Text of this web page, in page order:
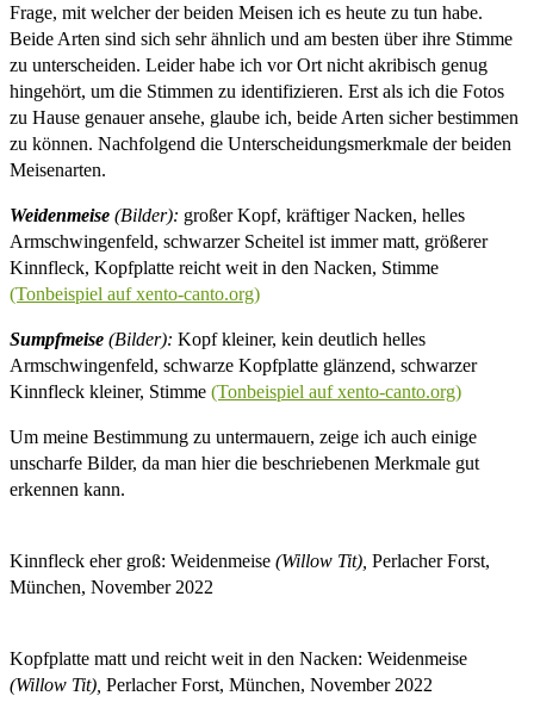
Frage, mit welcher der beiden Meisen ich es heute zu tun habe.
Beide Arten sind sich sehr ähnlich und am besten über ihre Stimme
zu unterscheiden. Leider habe ich vor Ort nicht akribisch genug
hingehört, um die Stimmen zu identifizieren. Erst als ich die Fotos
zu Hause genauer ansehe, glaube ich, beide Arten sicher bestimmen
zu können. Nachfolgend die Unterscheidungsmerkmale der beiden
Meisenarten.
Weidenmeise (Bilder): großer Kopf, kräftiger Nacken, helles
Armschwingenfeld, schwarzer Scheitel ist immer matt, größerer
Kinnfleck, Kopfplatte reicht weit in den Nacken, Stimme
(Tonbeispiel auf xento-canto.org)
Sumpfmeise (Bilder): Kopf kleiner, kein deutlich helles
Armschwingenfeld, schwarze Kopfplatte glänzend, schwarzer
Kinnfleck kleiner, Stimme (Tonbeispiel auf xento-canto.org)
Um meine Bestimmung zu untermauern, zeige ich auch einige
unscharfe Bilder, da man hier die beschriebenen Merkmale gut
erkennen kann.
Kinnfleck eher groß: Weidenmeise (Willow Tit), Perlacher Forst,
München, November 2022
Kopfplatte matt und reicht weit in den Nacken: Weidenmeise
(Willow Tit), Perlacher Forst, München, November 2022